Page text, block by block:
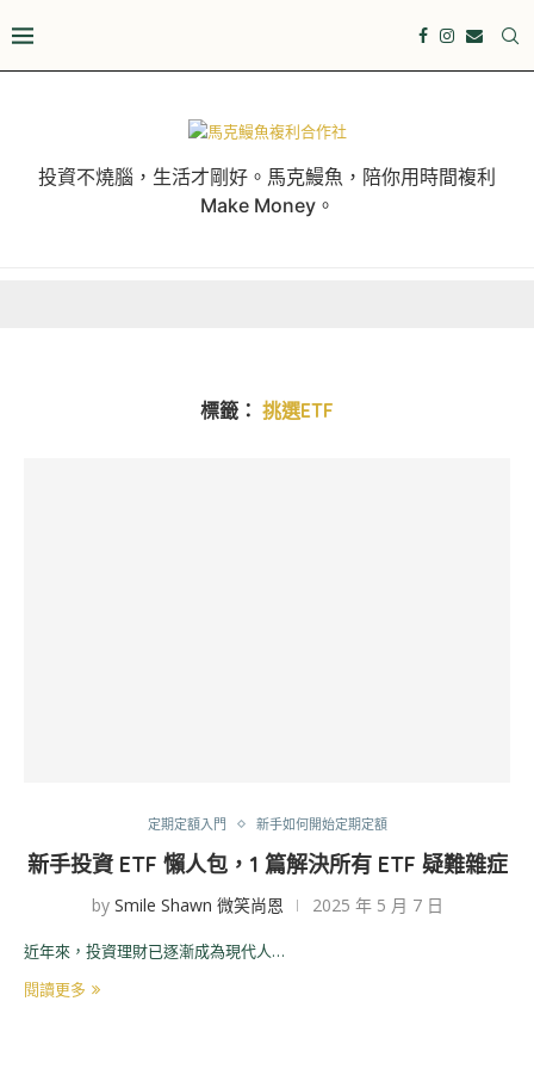
投資不燒腦，生活才剛好。馬克鰻魚，陪你用時間複利
Make Money。
標籤： 挑選ETF
定期定額入門 新手如何開始定期定額
新手投資 ETF 懶人包，1 篇解決所有 ETF 疑難雜症
by Smile Shawn 微笑尚恩 2025 年 5 月 7 日
近年來，投資理財已逐漸成為現代人…
閱讀更多